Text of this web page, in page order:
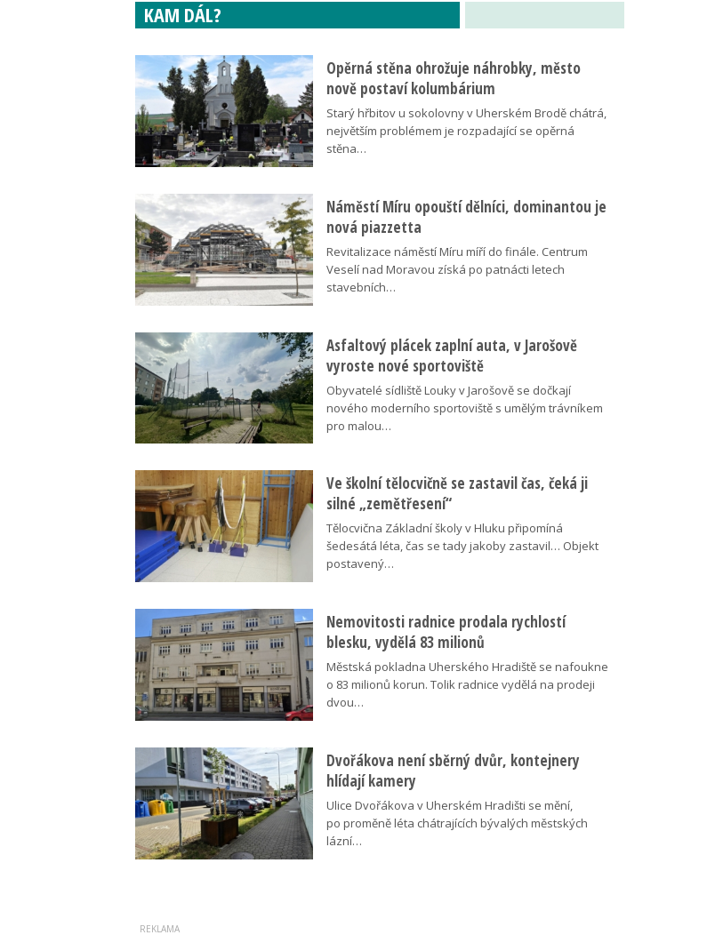
KAM DÁL?
Opěrná stěna ohrožuje náhrobky, město
nově postaví kolumbárium
Starý hřbitov u sokolovny v Uherském Brodě chátrá,
největším problémem je rozpadající se opěrná
stěna…
Náměstí Míru opouští dělníci, dominantou je
nová piazzetta
Revitalizace náměstí Míru míří do finále. Centrum
Veselí nad Moravou získá po patnácti letech
stavebních…
Asfaltový plácek zaplní auta, v Jarošově
vyroste nové sportoviště
Obyvatelé sídliště Louky v Jarošově se dočkají
nového moderního sportoviště s umělým trávníkem
pro malou…
Ve školní tělocvičně se zastavil čas, čeká ji
silné „zemětřesení“
Tělocvična Základní školy v Hluku připomíná
šedesátá léta, čas se tady jakoby zastavil… Objekt
postavený…
Nemovitosti radnice prodala rychlostí
blesku, vydělá 83 milionů
Městská pokladna Uherského Hradiště se nafoukne
o 83 milionů korun. Tolik radnice vydělá na prodeji
dvou…
Dvořákova není sběrný dvůr, kontejnery
hlídají kamery
Ulice Dvořákova v Uherském Hradišti se mění,
po proměně léta chátrajících bývalých městských
lázní…